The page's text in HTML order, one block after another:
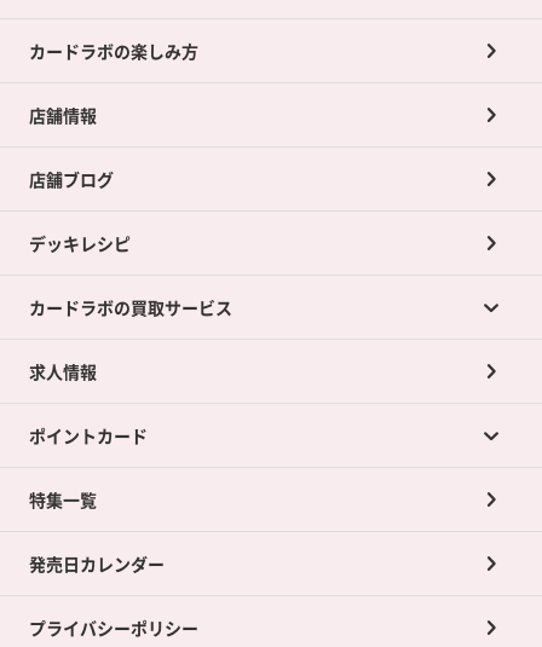
カードラボの楽しみ方
店舗情報
店舗ブログ
デッキレシピ
カードラボの買取サービス
カードラボの買取サービスTOP
店舗買取について
ネット買取について
買取承諾書について
求人情報
ポイントカード
ポイントカードTOP
ポイント交換景品
特集一覧
発売日カレンダー
プライバシーポリシー